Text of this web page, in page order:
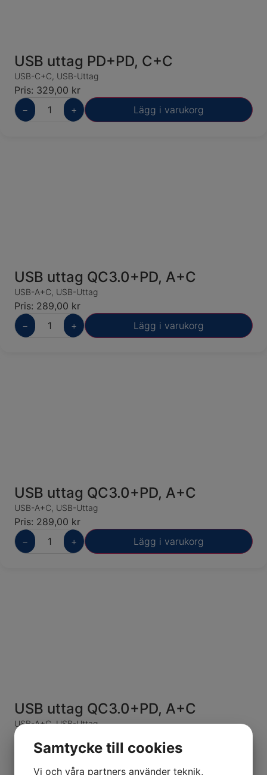
USB uttag PD+PD, C+C
USB-C+C, USB-Uttag
Pris: 329,00 kr
−
+ Lägg i varukorg
USB uttag QC3.0+PD, A+C
USB-A+C, USB-Uttag
Pris: 289,00 kr
−
+ Lägg i varukorg
USB uttag QC3.0+PD, A+C
USB-A+C, USB-Uttag
Pris: 289,00 kr
−
+ Lägg i varukorg
USB uttag QC3.0+PD, A+C
USB-A+C,USB-Uttag
Pris:
+ Lägg i varukorg
Samtycke till cookies
Vi och våra partners använder teknik,